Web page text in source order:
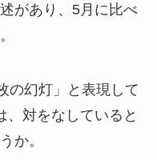
があり、5月に比べ
の幻灯」と表現して
、対をなしていると
か。